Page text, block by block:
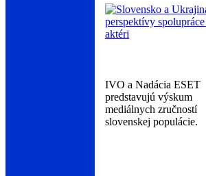
IVO a Nadácia ESET
predstavujú výskum
mediálnych zručností
slovenskej populácie.